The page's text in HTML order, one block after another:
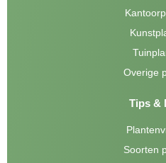
Overige
Tips &
Soorten